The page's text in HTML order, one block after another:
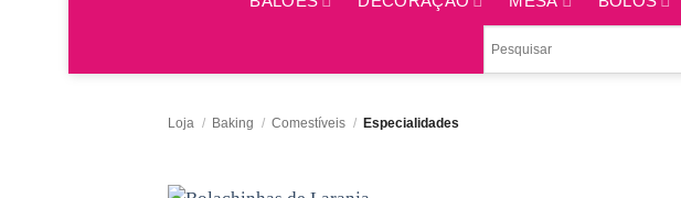
Loja / Baking / Comestíveis / Especialidades